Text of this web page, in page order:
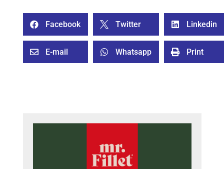
 Facebook  Twitter  Linkedin
 E-mail  Whatsapp  Print